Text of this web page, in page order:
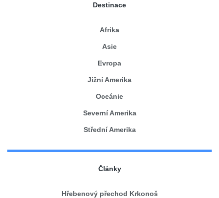
Destinace
Afrika
Asie
Evropa
Jižní Amerika
Oceánie
Severní Amerika
Střední Amerika
Články
Hřebenový přechod Krkonoš